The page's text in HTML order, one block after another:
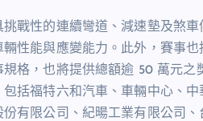
戰性的連續彎道、減速墊及煞
性能與應變能力。此外，賽事
格，也將提供總額逾 50 萬元之
括福特六和汽車、車輛中心、
有限公司、紀暘工業有限公司